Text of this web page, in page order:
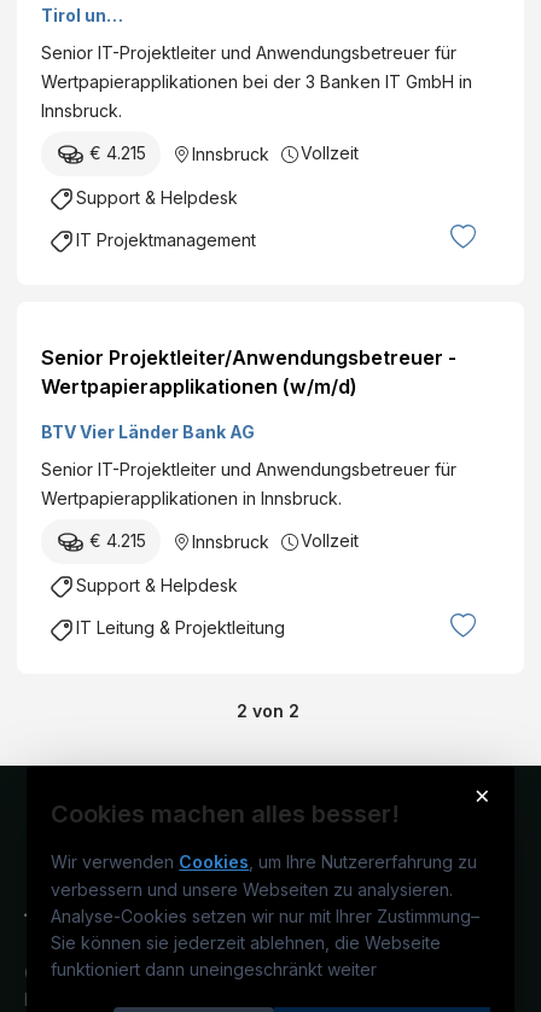
etreuer -
Wertpapi
erapplika
tionen
(w/m/d)
Tirol und
Vorarlber
g AG
Senior IT-Projektleiter und Anwendungsbetreuer für
Wertpapierapplikationen bei der 3 Banken IT GmbH in
Innsbruck.
€ 4.215 Innsbruck Vollzeit
Support & Helpdesk
IT Projektmanagement
Senior Projektleiter/Anwendungsbetreuer -
Wertpapierapplikationen (w/m/d)
BTV Vier Länder Bank AG
Senior IT-Projektleiter und Anwendungsbetreuer für
Wertpapierapplikationen in Innsbruck.
€ 4.215 Innsbruck Vollzeit
Support & Helpdesk
IT Leitung & Projektleitung
2 von 2
×
Cookies machen alles besser!
Wir verwenden Cookies , um Ihre Nutzererfahrung zu
verbessern und unsere Webseiten zu analysieren.
Analyse-Cookies setzen wir nur mit Ihrer Zustimmung–
Sie können sie jederzeit ablehnen, die Webseite
funktioniert dann uneingeschränkt weiter
Österreichs technisches Karriereportal.
Ein Service der candidatis GmbH.